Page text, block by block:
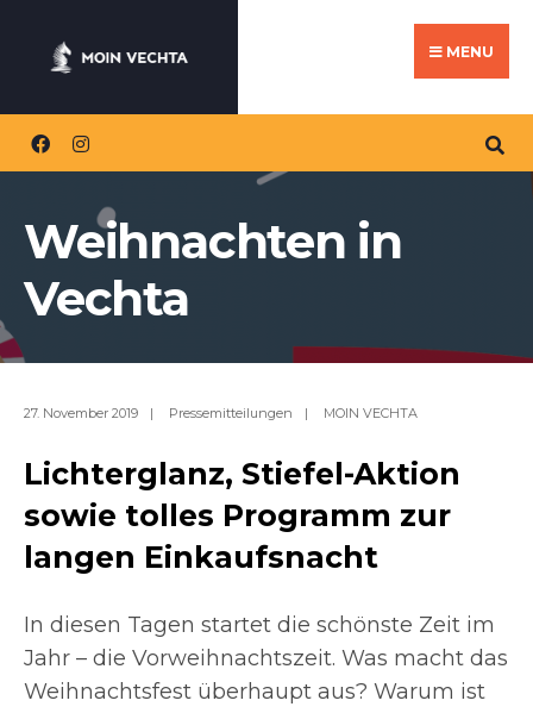
MENU
Weihnachten in
Vechta
27. November 2019 | Pressemitteilungen | MOIN VECHTA
Lichterglanz, Stiefel-Aktion
sowie tolles Programm zur
langen Einkaufsnacht
In diesen Tagen startet die schönste Zeit im
Jahr – die Vorweihnachtszeit. Was macht das
Weihnachtsfest überhaupt aus? Warum ist
for: